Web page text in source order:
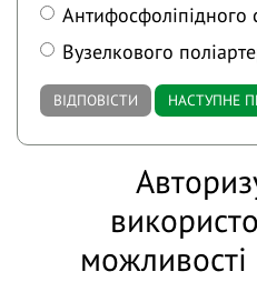
Антифосфоліпідного
Вузелкового
ВІДПОВІСТИ НАСТУПНЕ